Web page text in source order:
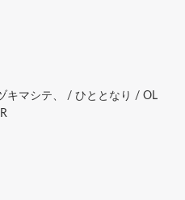
キマシテ、 / ひととなり / OL